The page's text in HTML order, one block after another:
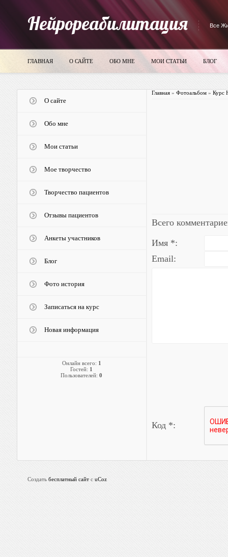
Нейрореабилитация Все
ГЛАВНАЯ О САЙТЕ ОБО МНЕ МОИ СТАТЬИ БЛОГ
О сайте
Обо мне
Мои статьи
Мое творчество
Творчество пациентов
Отзывы пациентов
Анкеты участников
Блог
Фото история
Записаться на курс
Новая информация
Онлайн всего: 1
Гостей: 1
Пользователей: 0
Главная» Фотоальбом» Курс
Всего
Имя *:
Email:
Код *:
Создать бесплатный сайт с uCoz